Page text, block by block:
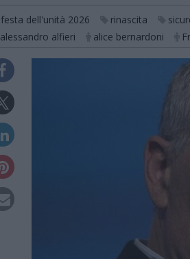
festa dell'unità 2026 rinascita
alessandro alfieri
alice bernardoni